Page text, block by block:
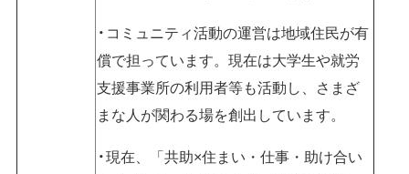
コミュニティ活動の運営は地域住民が有
償で担っています。現在は大学生や就労
支援事業所の利用者等も活動し、さまざ
まな人が関わる場を創出しています。
現在、「共助×住まい・仕事・助け合い